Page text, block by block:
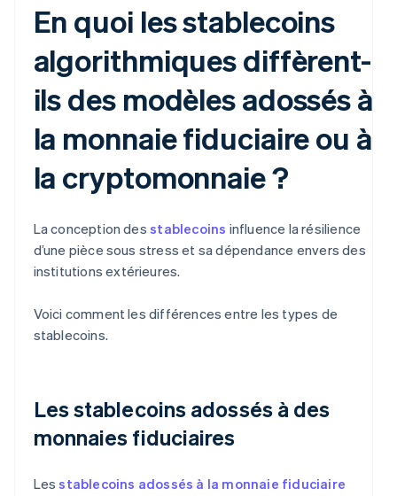
En quoi les stablecoins
algorithmiques diffèrent-
ils des modèles adossés à
la monnaie fiduciaire ou à
la cryptomonnaie ?
La conception desstablecoins influence la résilience
d’une pièce sous stress et sa dépendance envers des
institutions extérieures.
Voici comment les différences entre les types de
stablecoins.
Les stablecoins adossés à des
monnaies fiduciaires
Lesstablecoins adossés à la monnaie fiduciaire